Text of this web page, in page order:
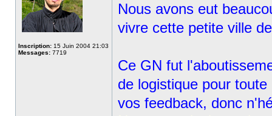
Inscription: 15 Juin 2004 21:03
Messages: 7719
Nous avons eut
vivre cette petite ville
Ce GN fut
de logistique pour
vos feedback, donc